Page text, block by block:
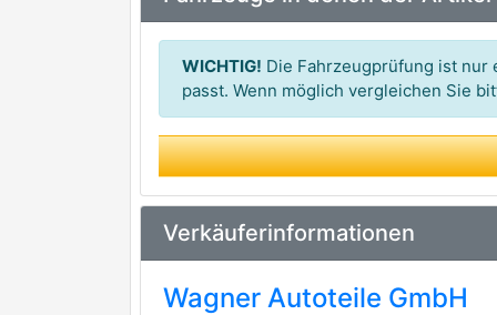
PATRON
SWAG
ZEKKERT
WICHTIG! Die Fahrzeugprüfung ist nur
passt. Wenn möglich vergleichen Sie
Verkäuferinformationen
Wagner Autoteile GmbH